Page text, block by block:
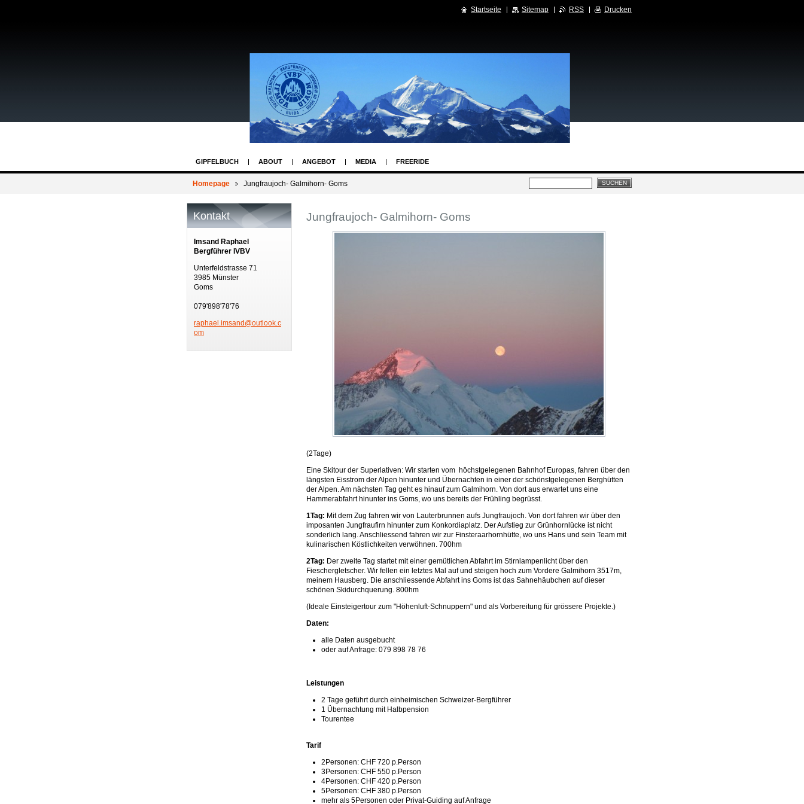
GIPFELBUCH ABOUT ANGEBOT MEDIA FREERIDE
Homepage Jungfraujoch- Galmihorn- Goms
Jungfraujoch- Galmihorn- Goms
(2Tage)
Eine Skitour der Superlativen: Wir starten vom höchstgelegenen Bahnhof Europas, fahren über den
längsten Eisstrom der Alpen hinunter und Übernachten in einer der schönstgelegenen Berghütten
der Alpen. Am nächsten Tag geht es hinauf zum Galmihorn. Von dort aus erwartet uns eine
Hammerabfahrt hinunter ins Goms, wo uns bereits der Frühling begrüsst.
1Tag: Mit dem Zug fahren wir von Lauterbrunnen aufs Jungfraujoch. Von dort fahren wir über den
imposanten Jungfraufirn hinunter zum Konkordiaplatz. Der Aufstieg zur Grünhornlücke ist nicht
sonderlich lang. Anschliessend fahren wir zur Finsteraarhornhütte, wo uns Hans und sein Team mit
kulinarischen Köstlichkeiten verwöhnen. 700hm
2Tag: Der zweite Tag startet mit einer gemütlichen Abfahrt im Stirnlampenlicht über den
Fieschergletscher. Wir fellen ein letztes Mal auf und steigen hoch zum Vordere Galmihorn 3517m,
meinem Hausberg. Die anschliessende Abfahrt ins Goms ist das Sahnehäubchen auf dieser
schönen Skidurchquerung. 800hm
(Ideale Einsteigertour zum "Höhenluft-Schnuppern" und als Vorbereitung für grössere Projekte.)
Daten:
alle Daten ausgebucht
oder auf Anfrage: 079 898 78 76
Leistungen
2 Tage geführt durch einheimischen Schweizer-Bergführer
1 Übernachtung mit Halbpension
Tourentee
Tarif
2Personen: CHF 720 p.Person
3Personen: CHF 550 p.Person
4Personen: CHF 420 p.Person
5Personen: CHF 380 p.Person
mehr als 5Personen oder Privat-Guiding auf Anfrage
Kontakt
Imsand Raphael
Bergführer IVBV
Unterfeldstrasse 71
3985 Münster
Goms
079'898'78'76
raphael.imsand@outlook.c
om
Startseite Sitemap RSS Drucken